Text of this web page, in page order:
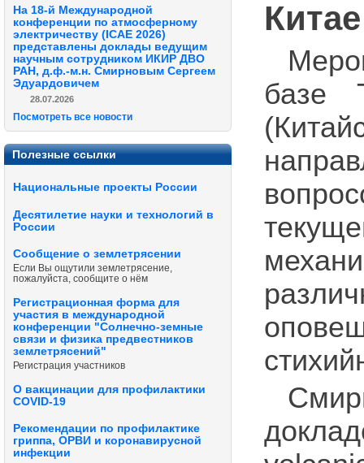
На 18-й Международной
конференции по атмосферному
электричеству (ICAE 2026)
представлены доклады ведущим
научным сотрудником ИКИР ДВО
РАН, д.ф.-м.н. Смирновым Сергеем
Эдуардовичем
28.07.2026
Посмотреть все новости
Полезные ссылки
Национальные проекты России
Десятилетие науки и технологий в
России
Сообщение о землетрясении
Если Вы ощутили землетрясение,
пожалуйста, сообщите о нём
Регистрационная форма для
участия в международной
конференции "Солнечно-земные
связи и физика предвестников
землетрясений"
Регистрация участников
О вакцинации для профилактики
COVID-19
Рекомендации по профилактике
гриппа, ОРВИ и коронавирусной
инфекции
Китае
базе